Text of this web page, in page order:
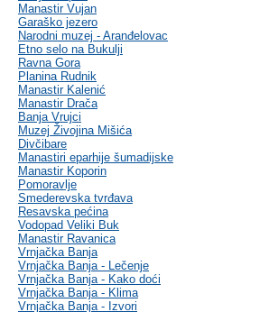
Manastir Vujan
Garaško jezero
Narodni muzej - Aranđelovac
Etno selo na Bukulji
Ravna Gora
Planina Rudnik
Manastir Kalenić
Manastir Drača
Banja Vrujci
Muzej Živojina Mišića
Divčibare
Manastiri eparhije šumadijske
Manastir Koporin
Pomoravlje
Smederevska tvrđava
Resavska pećina
Vodopad Veliki Buk
Manastir Ravanica
Vrnjačka Banja
Vrnjačka Banja - Lečenje
Vrnjačka Banja - Kako doći
Vrnjačka Banja - Klima
Vrnjačka Banja - Izvori